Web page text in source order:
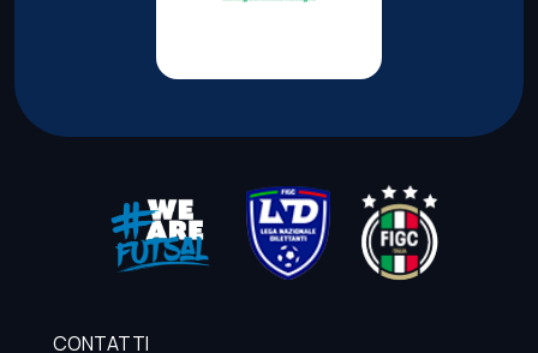
CONTATTI